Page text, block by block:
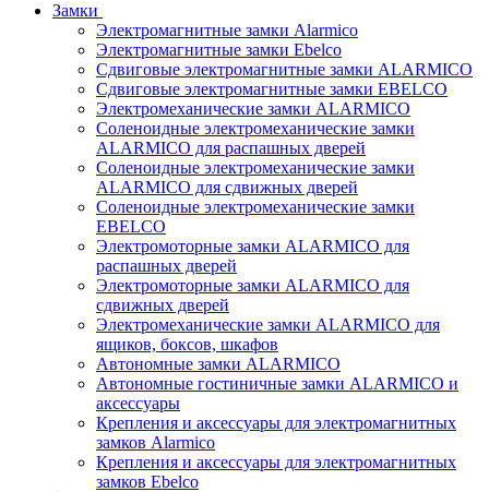
Замки
Электромагнитные замки Alarmico
Электромагнитные замки Ebelco
Сдвиговые электромагнитные замки ALARMICO
Сдвиговые электромагнитные замки EBELCO
Электромеханические замки ALARMICO
Соленоидные электромеханические замки
ALARMICO для распашных дверей
Соленоидные электромеханические замки
ALARMICO для сдвижных дверей
Соленоидные электромеханические замки
EBELCO
Электромоторные замки ALARMICO для
распашных дверей
Электромоторные замки ALARMICO для
сдвижных дверей
Электромеханические замки ALARMICO для
ящиков, боксов, шкафов
Автономные замки ALARMICO
Автономные гостиничные замки ALARMICO и
аксессуары
Крепления и аксессуары для электромагнитных
замков Alarmico
Крепления и аксессуары для электромагнитных
замков Ebelco